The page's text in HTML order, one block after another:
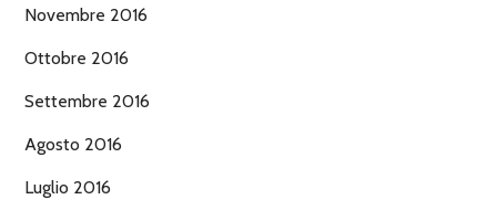
Novembre 2016
Ottobre 2016
Settembre 2016
Agosto 2016
Luglio 2016